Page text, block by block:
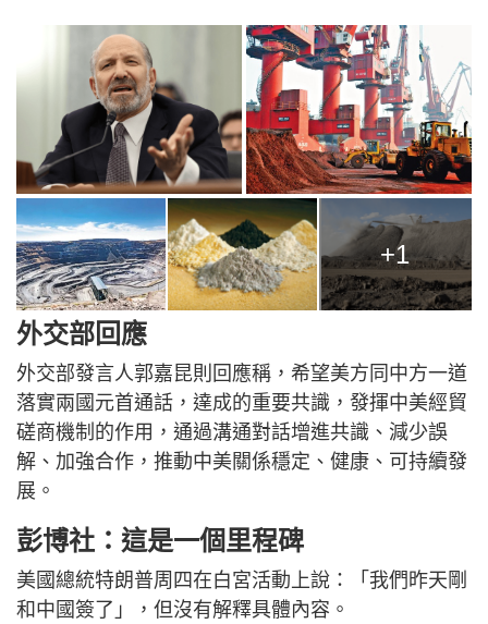
+1
外交部回應
外交部發言人郭嘉昆則回應稱，希望美方同中方一道
落實兩國元首通話，達成的重要共識，發揮中美經貿
磋商機制的作用，通過溝通對話增進共識、減少誤
解、加強合作，推動中美關係穩定、健康、可持續發
展。
彭博社：這是一個里程碑
美國總統特朗普周四在白宮活動上說：「我們昨天剛
和中國簽了」，但沒有解釋具體內容。